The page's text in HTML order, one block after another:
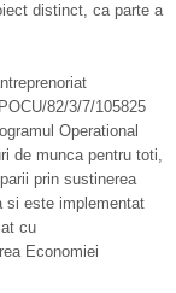
distinct, ca parte a
82/3/7/105825
Operational
de munca pentru toti,
prin sustinerea
si este implementat
cu
Economiei